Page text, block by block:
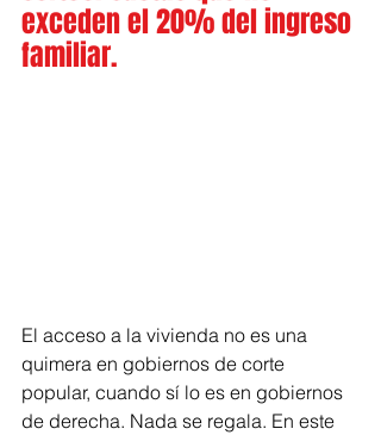
exceden el 20% del ingreso
familiar.
El acceso a la vivienda no es una
quimera en gobiernos de corte
popular, cuando sí lo es en gobiernos
de derecha. Nada se regala. En este